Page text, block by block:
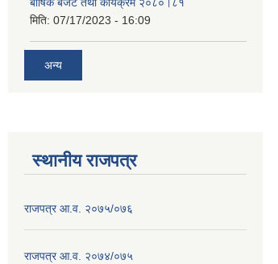
मिति: 07/17/2023 - 16:09
अन्य
स्थानीय राजपत्र
राजपत्र आ.व. २०७५/०७६
राजपत्र आ.व. २०७४/०७५